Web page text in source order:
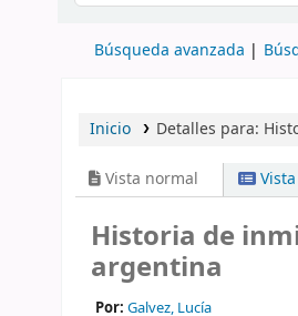
Búsqueda avanzada
Inicio Detalles para:
Vista normal Vista
Historia de
argentina
Por: Galvez, Lucía